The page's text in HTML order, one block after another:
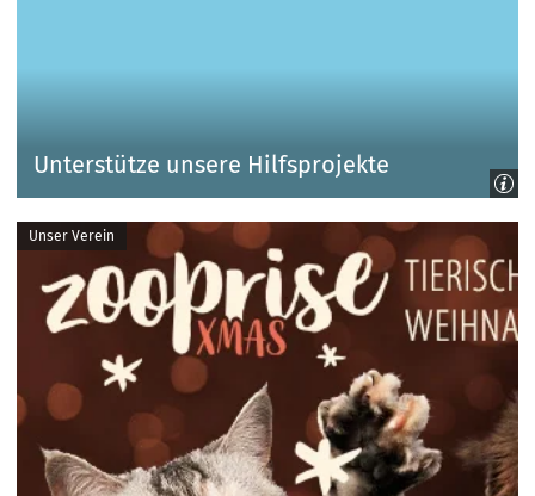
Unterstütze unsere Hilfsprojekte
Unser Verein